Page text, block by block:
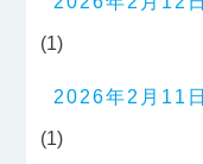
(1)
2026年2月11日
(1)